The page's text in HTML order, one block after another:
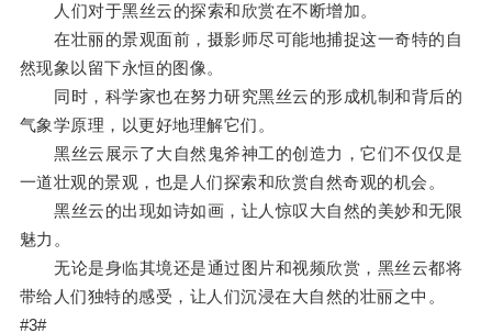
人们对于黑丝云的探索和欣赏在不断增加。
在壮丽的景观面前，摄影师尽可能地捕捉这一奇特的自
然现象以留下永恒的图像。
同时，科学家也在努力研究黑丝云的形成机制和背后的
气象学原理，以更好地理解它们。
黑丝云展示了大自然鬼斧神工的创造力，它们不仅仅是
一道壮观的景观，也是人们探索和欣赏自然奇观的机会。
黑丝云的出现如诗如画，让人惊叹大自然的美妙和无限
魅力。
无论是身临其境还是通过图片和视频欣赏，黑丝云都将
带给人们独特的感受，让人们沉浸在大自然的壮丽之中。
#3#